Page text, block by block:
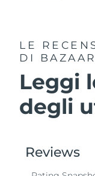
LE
DI
Leggi
degli